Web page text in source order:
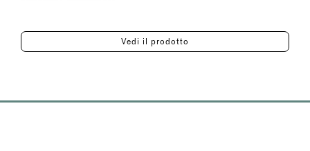
Vedi il prodotto